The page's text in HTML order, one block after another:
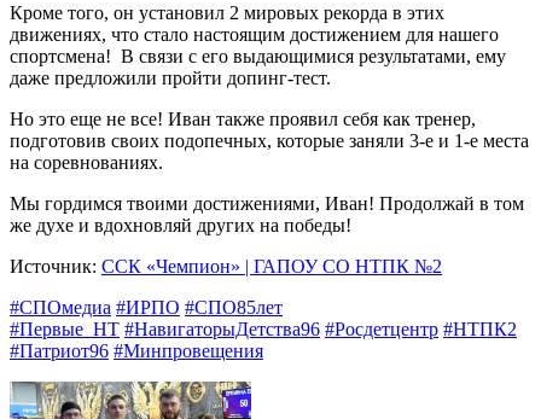
Кроме того, он установил 2 мировых рекорда в этих
движениях, что стало настоящим достижением для нашего
спортсмена! В связи с его выдающимися результатами, ему
даже предложили пройти допинг-тест.
Но это еще не все! Иван также проявил себя как тренер,
подготовив своих подопечных, которые заняли 3-е и 1-е места
на соревнованиях.
Мы гордимся твоими достижениями, Иван! Продолжай в том
же духе и вдохновляй других на победы!
Источник: ССК «Чемпион» | ГАПОУ СО НТПК №2
#СПОмедиа #ИРПО #СПО85лет
#Первые_НТ #НавигаторыДетства96 #Росдетцентр #НТПК2
#Патриот96 #Минпровещения